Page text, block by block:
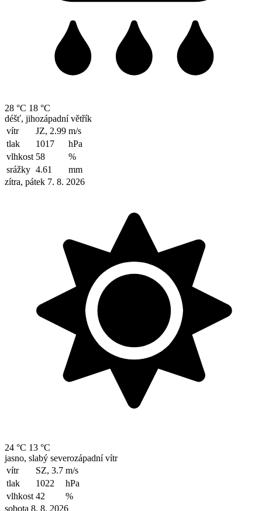
28 °C 18 °C
déšť, jihozápadní větřík
vítr
JZ, 2.99 m/s
tlak
1017
hPa
vlhkost 58
%
srážky 4.61
mm
zítra, pátek 7. 8. 2026
24 °C 13 °C
jasno, slabý severozápadní vítr
vítr
SZ, 3.7 m/s
tlak
1022
hPa
vlhkost 42
%
sobota 8. 8. 2026